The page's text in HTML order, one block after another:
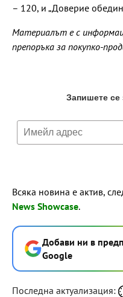
– 120, и „Доверие
Материалът е с
препоръка за покупко-
Всяка новина е актив,
News Showcase.
Добави ни в
Google
Последна актуализация: